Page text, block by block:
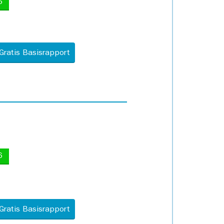
Basisrapport
Basisrapport